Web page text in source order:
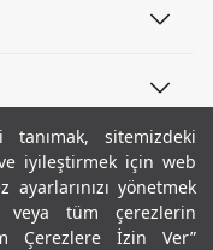
sitemizdeki
iyileştirmek için web
yönetmek
veya tüm çerezlerin
Çerezlere İzin Ver”